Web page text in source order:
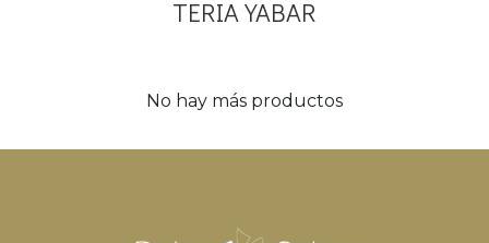
TERIA YABAR
No hay más productos